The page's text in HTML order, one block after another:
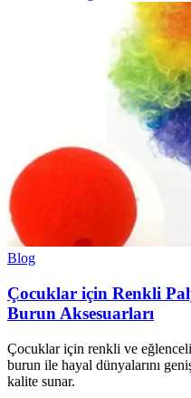
Blog
Çocuklar için Renkli
Burun Aksesuarları
Çocuklar için renkli ve
burun ile hayal dünyalarını
kalite sunar.